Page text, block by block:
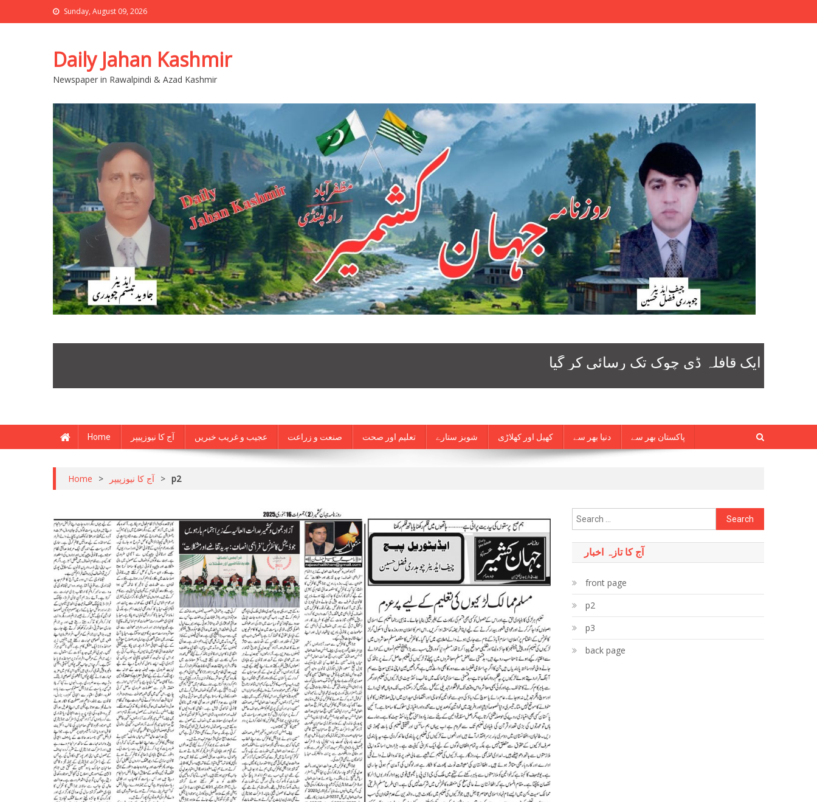
Sunday, August 09, 2026
Daily Jahan Kashmir
Newspaper in Rawalpindi & Azad Kashmir
Home آج کا نیوزپیپر عجیب و غریب خبریں صنعت و زراعت تعلیم اور صحت شوبز ستارے کھیل اور کھلاڑی دنیا بھر سے پاکستان بھر سے
Home > آج کا نیوزپیپر > p2
Search
for:
آج کا تازہ اخبار
front page
p2
p3
back page